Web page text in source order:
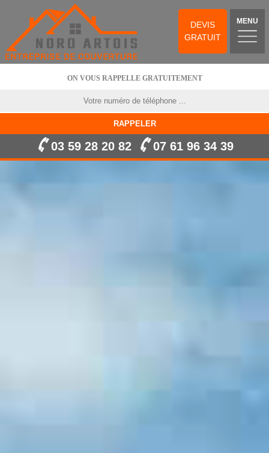
DEVIS
GRATUIT
MENU
ON VOUS RAPPELLE GRATUITEMENT
03 59 28 20 82 07 61 96 34 39